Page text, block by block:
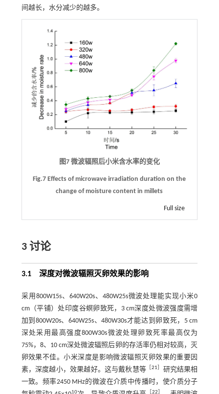
间越长，水分减少的越多。
图7 微波辐照后小米含水率的变化
Fig.7 Effects of microwave irradiation duration on the
change of moisture content in millets
Full size
3 讨论
3.1 深度对微波辐照灭卵效果的影响
采用800W15s、640W20s、480W25s微波处理能实现小米0
cm（平铺）处印度谷螟卵致死，3 cm深度处微波强度需增
加到800W20s、640W25s、480W30s才能达到卵致死，5 cm
深处采用最高强度800W30s微波处理卵致死率最高仅为
75%，8、10 cm深处微波辐照后卵的存活率仍相对较高，灭
卵效果不佳。小米深度是影响微波辐照灭卵效果的重要因
素，深度越小，效果越好。这与戴秋慧等 ［21
研究结果相
一致。频率2450 MHz的微波在介质中传播时，使介质分子
10 22